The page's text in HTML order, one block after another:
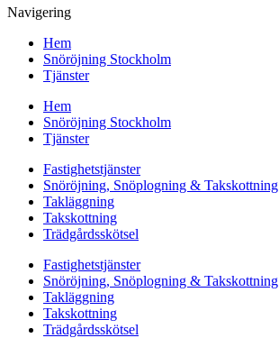
Navigering
Hem
Snöröjning Stockholm
Tjänster
Hem
Snöröjning Stockholm
Tjänster
Fastighetstjänster
Snöröjning, Snöplogning & Takskottning
Takläggning
Takskottning
Trädgårdsskötsel
Fastighetstjänster
Snöröjning, Snöplogning & Takskottning
Takläggning
Takskottning
Trädgårdsskötsel